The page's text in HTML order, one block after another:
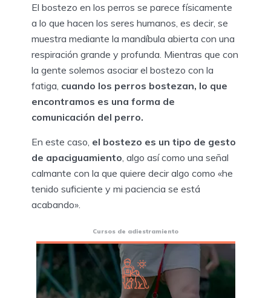
El bostezo en los perros se parece físicamente
a lo que hacen los seres humanos, es decir, se
muestra mediante la mandíbula abierta con una
respiración grande y profunda. Mientras que con
la gente solemos asociar el bostezo con la
fatiga, cuando los perros bostezan, lo que
encontramos es una forma de
comunicación del perro.
En este caso, el bostezo es un tipo de gesto
de apaciguamiento , algo así como una señal
calmante con la que quiere decir algo como «he
tenido suficiente y mi paciencia se está
acabando».
Cursos de adiestramiento